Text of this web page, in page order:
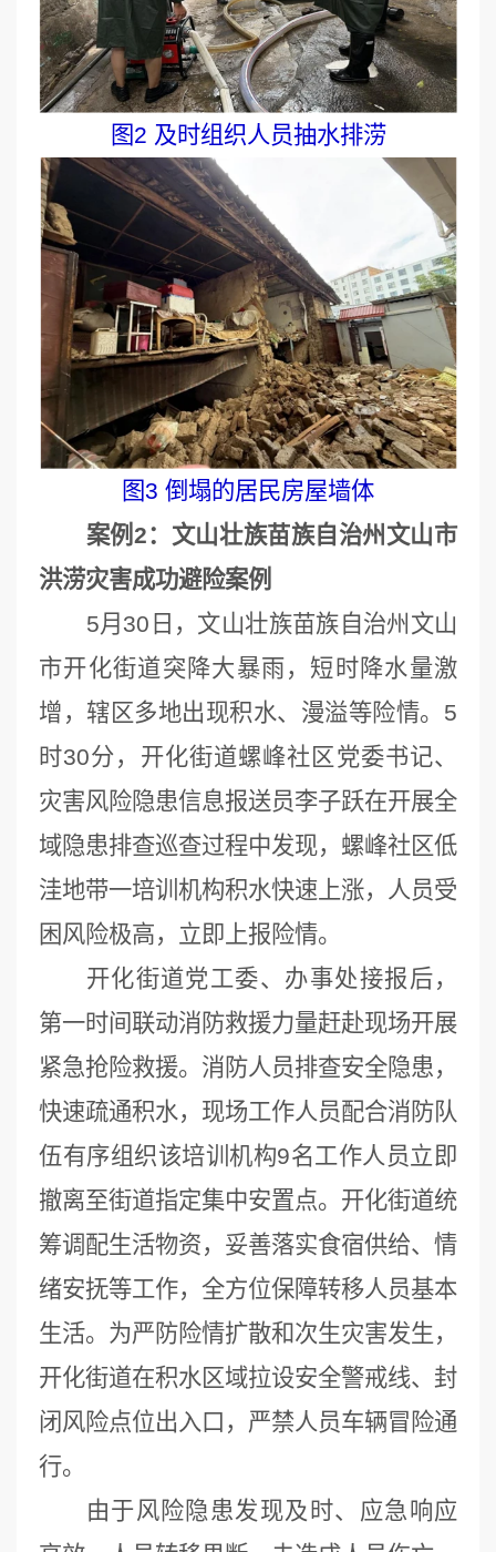
图2 及时组织人员抽水排涝
图3 倒塌的居民房屋墙体
案例2：文山壮族苗族自治州文山市
洪涝灾害成功避险案例
5月30日，文山壮族苗族自治州文山
市开化街道突降大暴雨，短时降水量激
增，辖区多地出现积水、漫溢等险情。5
时30分，开化街道螺峰社区党委书记、
灾害风险隐患信息报送员李子跃在开展全
域隐患排查巡查过程中发现，螺峰社区低
洼地带一培训机构积水快速上涨，人员受
困风险极高，立即上报险情。
开化街道党工委、办事处接报后，
第一时间联动消防救援力量赶赴现场开展
紧急抢险救援。消防人员排查安全隐患，
快速疏通积水，现场工作人员配合消防队
伍有序组织该培训机构9名工作人员立即
撤离至街道指定集中安置点。开化街道统
筹调配生活物资，妥善落实食宿供给、情
绪安抚等工作，全方位保障转移人员基本
生活。为严防险情扩散和次生灾害发生，
开化街道在积水区域拉设安全警戒线、封
闭风险点位出入口，严禁人员车辆冒险通
行。
由于风险隐患发现及时、应急响应